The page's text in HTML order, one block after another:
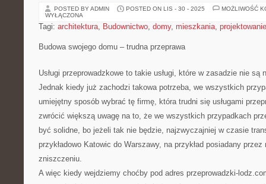
POSTED BY ADMIN POSTED ON LIS - 30 - 2025
MOŻLIWOŚĆ
WYŁĄCZONA
Tagi: architektura, Budownictwo, domy, mieszkania, projektowanie
Budowa swojego domu – trudna przeprawa
Usługi przeprowadzkowe to takie usługi, które w zasadzie nie są
Jednak kiedy już zachodzi takowa potrzeba, we wszystkich
umiejętny sposób wybrać tę firmę, która trudni się usługami
zwrócić większą uwagę na to, że we wszystkich przypadkach
być solidne, bo jeżeli tak nie będzie, najzwyczajniej w czasie
przykładowo Katowic do Warszawy, na przykład posiadany
zniszczeniu.
A więc kiedy wejdziemy choćby pod adres przeprowadzki-